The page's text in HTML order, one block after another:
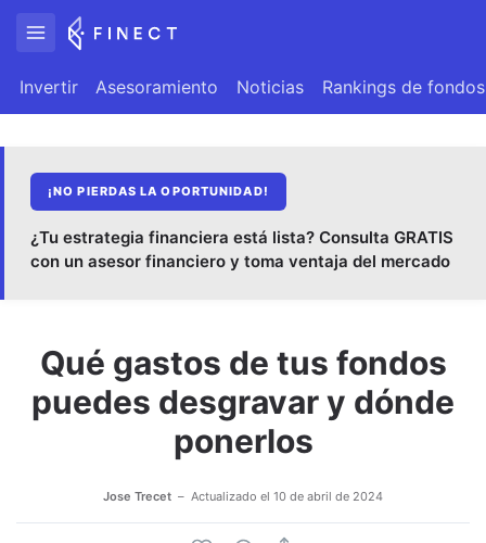
Invertir Asesoramiento Noticias Rankings de fondos
¡NO PIERDAS LA OPORTUNIDAD!
¿Tu estrategia financiera está lista? Consulta GRATIS
con un asesor financiero y toma ventaja del mercado
Qué gastos de tus fondos
puedes desgravar y dónde
ponerlos
Jose Trecet Actualizado el 10 de abril de 2024